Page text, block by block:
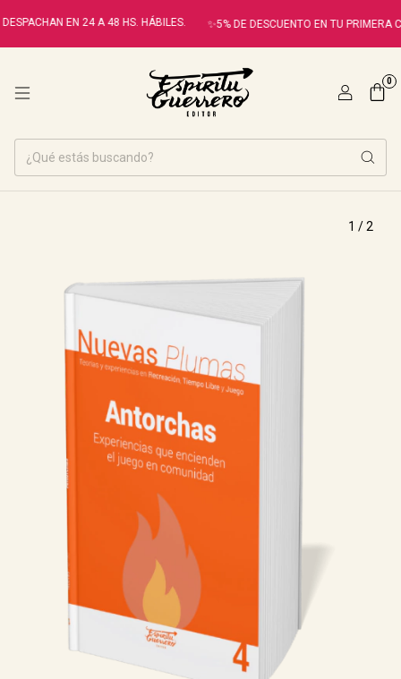
EN 24 A 48 HS. HÁBILES. ✨5% DE DESCUENTO EN TU PRIMERA
0
1 /2